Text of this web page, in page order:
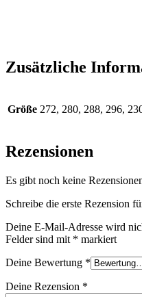
Zusätzliche
Größe 272, 280, 288, 296,
Rezensionen
Es gibt noch keine
Schreibe die erste Rezension
Deine E-Mail-Adresse wird
Felder sind mit * markiert
Deine Bewertung *
Deine Rezension *